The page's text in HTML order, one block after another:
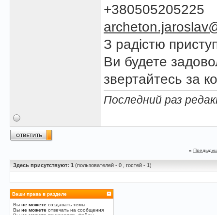
+380505205225
З радістю
Ви будете
звертайтесь за
Последний раз
«
Здесь присутствуют: 1 (пользователей - 0 , гостей - 1)
Ваши права в разделе
Вы не можете создавать темы
Вы не можете отвечать на сообщения